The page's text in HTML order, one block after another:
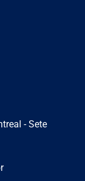
- Sete